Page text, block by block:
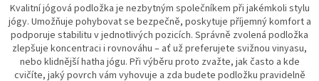
Kvalitní jógová podložka je nezbytným společníkem při jakémkoli stylu
jógy. Umožňuje pohybovat se bezpečně, poskytuje příjemný komfort a
podporuje stabilitu v jednotlivých pozicích. Správně zvolená podložka
zlepšuje koncentraci i rovnováhu – ať už preferujete svižnou vinyasu,
nebo klidnější hatha jógu. Při výběru proto zvažte, jak často a kde
cvičíte, jaký povrch vám vyhovuje a zda budete podložku pravidelně